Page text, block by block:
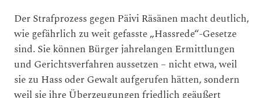
Der Strafprozess gegen Päivi Räsänen macht deutlich,
wie gefährlich zu weit gefasste „Hassrede“-Gesetze
sind. Sie können Bürger jahrelangen Ermittlungen
und Gerichtsverfahren aussetzen – nicht etwa, weil
sie zu Hass oder Gewalt aufgerufen hätten, sondern
weil sie ihre Überzeugungen friedlich geäußert